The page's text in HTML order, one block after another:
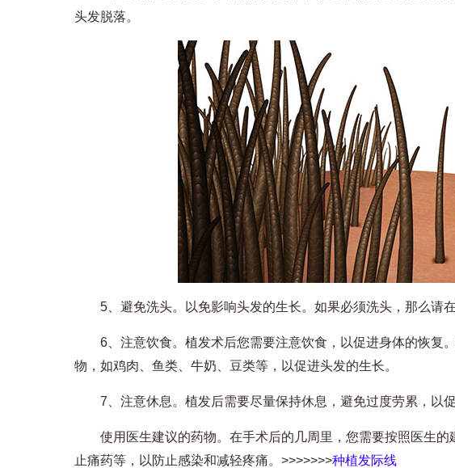
头发脱落。
5、避免洗头。以免影响头发的生长。如果必须洗头，那么请在
6、注意饮食。植发术后您需要注意饮食，以促进身体的恢复
物，如鸡肉、鱼类、牛奶、豆类等，以促进头发的生长。
7、注意休息。植发后需要尽量保持休息，避免过度劳累，以促
使用医生建议的药物。在手术后的几周里，您需要按照医生的
止痛药等，以防止感染和减轻疼痛。>>>>>>>种植发际线